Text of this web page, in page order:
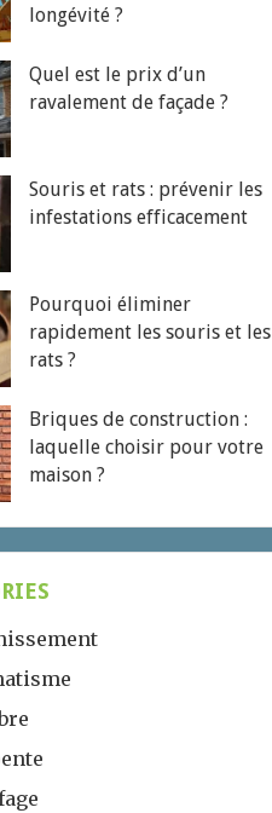
longévité ?
Quel est le prix d’un
ravalement de façade ?
Souris et rats : prévenir les
infestations efficacement
Pourquoi éliminer
rapidement les souris et les
rats ?
Briques de construction :
laquelle choisir pour votre
maison ?